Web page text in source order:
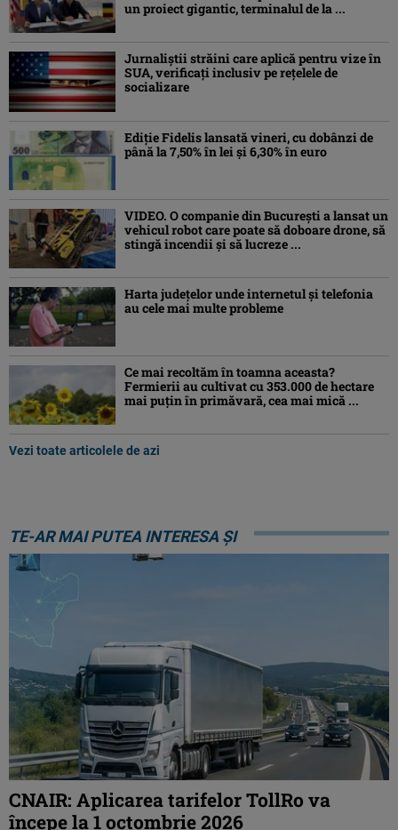
un proiect gigantic, terminalul de la ...
Jurnaliştii străini care aplică pentru vize în
SUA, verificați inclusiv pe rețelele de
socializare
Ediţie Fidelis lansată vineri, cu dobânzi de
până la 7,50% în lei şi 6,30% în euro
VIDEO. O companie din București a lansat un
vehicul robot care poate să doboare drone, să
stingă incendii și să lucreze ...
Harta județelor unde internetul și telefonia
au cele mai multe probleme
Ce mai recoltăm în toamna aceasta?
Fermierii au cultivat cu 353.000 de hectare
mai puțin în primăvară, cea mai mică ...
Vezi toate articolele de azi
TE-AR MAI PUTEA INTERESA ȘI
CNAIR: Aplicarea tarifelor TollRo va
începe la 1 octombrie 2026